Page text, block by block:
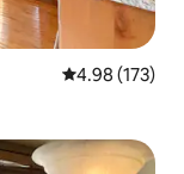
5 ರಲ್ಲಿ 4.98
4.98 (173)